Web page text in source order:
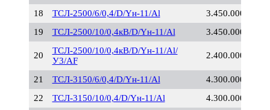
18
ТСЛ-2500/6/0,4/D/Yн-11/Al
3.450.000
19
ТСЛ-2500/10/0,4кВ/D/Yн-11/Al 3.450.000
20
ТСЛ-2500/10/0,4кВ/D/Yн-11/Al/
У3/AF
2.400.000
21 ТСЛ-3150/6/0,4/D/Yн-11/Al
4.300.000
22
ТСЛ-3150/10/0,4/D/Yн-11/Al 4.300.000